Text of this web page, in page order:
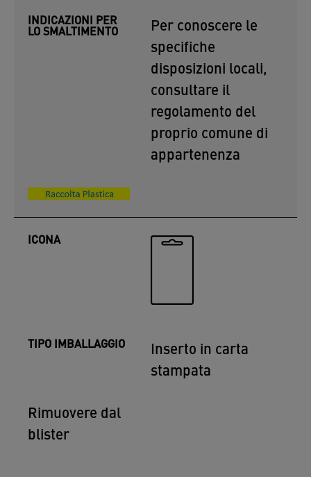
INDICAZIONI PER
LO SMALTIMENTO
Per conoscere le
specifiche
disposizioni locali,
consultare il
regolamento del
proprio comune di
appartenenza
ICONA
TIPO IMBALLAGGIO
Inserto in carta
stampata
Rimuovere dal
blister